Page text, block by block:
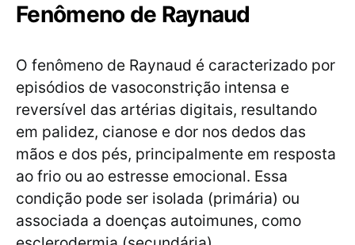
Fenômeno de Raynaud
O fenômeno de Raynaud é caracterizado por
episódios de vasoconstrição intensa e
reversível das artérias digitais, resultando
em palidez, cianose e dor nos dedos das
mãos e dos pés, principalmente em resposta
ao frio ou ao estresse emocional. Essa
condição pode ser isolada (primária) ou
associada a doenças autoimunes, como